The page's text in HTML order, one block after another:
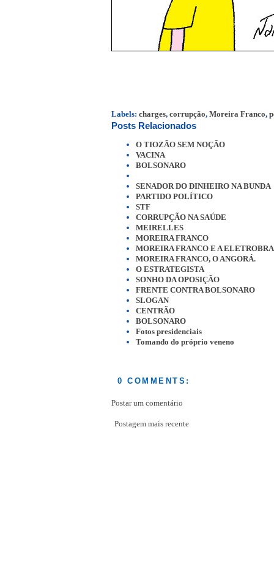
Labels: charges, corrupção, Moreira Franco,
Posts Relacionados
O TIOZÃO SEM NOÇÃO
VACINA
BOLSONARO
SENADOR DO DINHEIRO NA BUNDA
PARTIDO POLÍTICO
STF
CORRUPÇÃO NA SAÚDE
MEIRELLES
MOREIRA FRANCO
MOREIRA FRANCO E A
MOREIRA FRANCO, O ANGORÁ.
O ESTRATEGISTA
SONHO DA OPOSIÇÃO
FRENTE CONTRA BOLSONARO
SLOGAN
CENTRÃO
BOLSONARO
Fotos presidenciais
Tomando do próprio veneno
0 COMMENTS:
Postar um comentário
Postagem mais recente